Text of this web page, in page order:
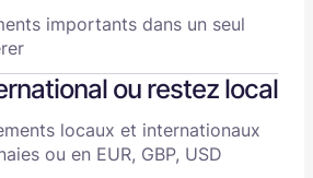
importants dans un seul
ou restez local
locaux et internationaux
ou en EUR, GBP, USD